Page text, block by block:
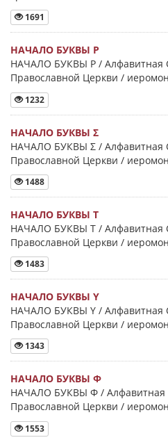
1691
НАЧАЛО БУКВЫ Ρ
НАЧАЛО БУКВЫ Ρ / Алфавитная
Православной Церкви /
1232
НАЧАЛО БУКВЫ Σ
НАЧАЛО БУКВЫ Σ / Алфавитная
Православной Церкви /
1488
НАЧАЛО БУКВЫ Τ
НАЧАЛО БУКВЫ Τ / Алфавитная
Православной Церкви /
1483
НАЧАЛО БУКВЫ Y
НАЧАЛО БУКВЫ Y / Алфавитная
Православной Церкви /
1343
НАЧАЛО БУКВЫ Φ
НАЧАЛО БУКВЫ Φ / Алфавитная
Православной Церкви /
1553